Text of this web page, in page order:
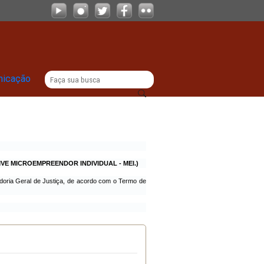
| Comunicação
PORTE – EPP, INCLUSIVE MICROEMPREENDOR INDIVIDUAL - MEI.)
da Procuradoria Geral de Justiça, de acordo com o Termo